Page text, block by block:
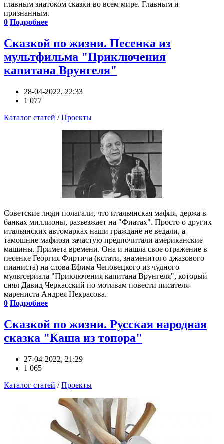
главным знатоком сказки во всем мире. Главным и
признанным.
0 Подробнее
Сказкой по жизни. Песенка из
мультфильма "Приключения
капитана Врунгеля"
28-04-2022, 22:33
1 077
Каталог статей /Проекты
Советские люди полагали, что итальянская мафия, держа в
банках миллионы, разъезжает на "Фиатах". Просто о других
итальянских автомарках наши граждане не ведали, а
тамошние мафиози зачастую предпочитали американские
машины. Примета времени. Она и нашла свое отражение в
песенке Георгия Фиртича (кстати, знаменитого джазового
пианиста) на слова Ефима Чеповецкого из чудного
мультсериала "Приключения капитана Врунгеля", который
снял Давид Черкасский по мотивам повести писателя-
марениста Андрея Некрасова.
0 Подробнее
Сказкой по жизни. Русская народная
сказка "Каша из топора"
27-04-2022, 21:29
1 065
Каталог статей /Проекты